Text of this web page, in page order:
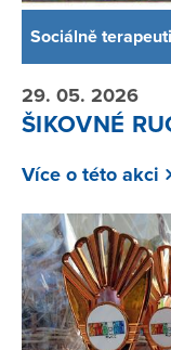
Sociálně
29. 05. 2026
ŠIKOVNÉ
Více o této akci